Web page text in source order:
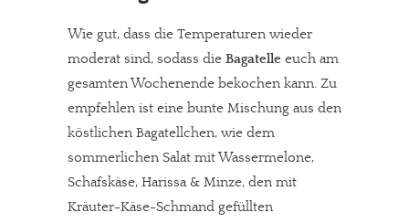
Wie gut, dass die Temperaturen wieder
moderat sind, sodass die Bagatelle euch am
gesamten Wochenende bekochen kann. Zu
empfehlen ist eine bunte Mischung aus den
köstlichen Bagatellchen, wie dem
sommerlichen Salat mit Wassermelone,
Schafskäse, Harissa & Minze, den mit
Kräuter-Käse-Schmand gefüllten